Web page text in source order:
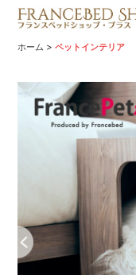
ホーム >ペットインテリア